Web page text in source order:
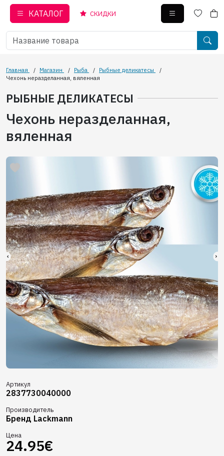
КАТАЛОГ СКИДКИ
Главная / Магазин / Рыба / Рыбные деликатесы
/
Чехонь неразделанная, вяленная
РЫБНЫЕ ДЕЛИКАТЕСЫ
Чехонь неразделанная,
вяленная
Артикул
2837730040000
Производитель
Бренд Lackmann
Цена
24.95€